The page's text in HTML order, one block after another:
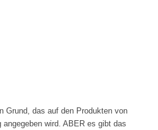
Grund, das auf den Produkten von
angegeben wird. ABER es gibt das